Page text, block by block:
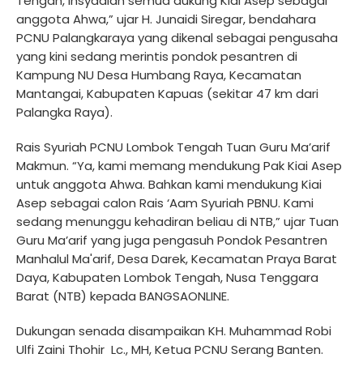
anggota Ahwa,” ujar H. Junaidi Siregar, bendahara
PCNU Palangkaraya yang dikenal sebagai pengusaha
yang kini sedang merintis pondok pesantren di
Kampung NU Desa Humbang Raya, Kecamatan
Mantangai, Kabupaten Kapuas (sekitar 47 km dari
Palangka Raya).
Rais Syuriah PCNU Lombok Tengah Tuan Guru Ma’arif
Makmun. “Ya, kami memang mendukung Pak Kiai Asep
untuk anggota Ahwa. Bahkan kami mendukung Kiai
Asep sebagai calon Rais ‘Aam Syuriah PBNU. Kami
sedang menunggu kehadiran beliau di NTB,” ujar Tuan
Guru Ma’arif yang juga pengasuh Pondok Pesantren
Manhalul Ma'arif, Desa Darek, Kecamatan Praya Barat
Daya, Kabupaten Lombok Tengah, Nusa Tenggara
Barat (NTB) kepada BANGSAONLINE.
Dukungan senada disampaikan KH. Muhammad Robi
Ulfi Zaini Thohir Lc., MH, Ketua PCNU Serang Banten.